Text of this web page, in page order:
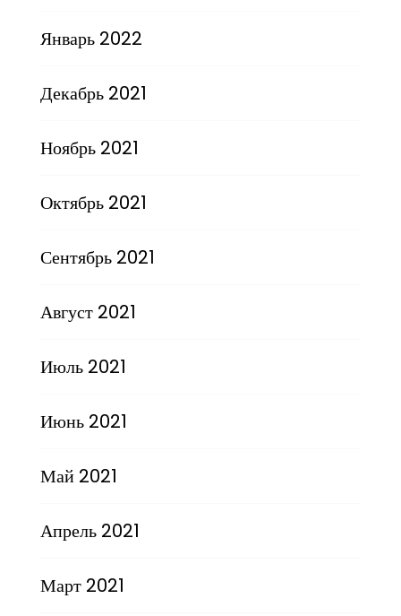
Январь 2022
Декабрь 2021
Ноябрь 2021
Октябрь 2021
Сентябрь 2021
Август 2021
Июль 2021
Июнь 2021
Май 2021
Апрель 2021
Март 2021